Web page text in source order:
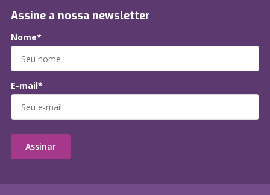
Assine a nossa newsletter
Nome*
E-mail*
Assinar